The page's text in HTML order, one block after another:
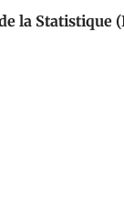
la Statistique